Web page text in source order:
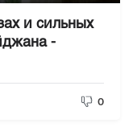
и сильных
-
0